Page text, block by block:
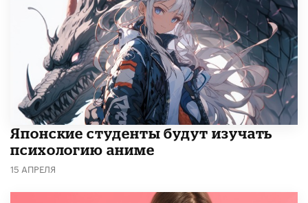
Японские студенты будут изучать
психологию аниме
15 АПРЕЛЯ